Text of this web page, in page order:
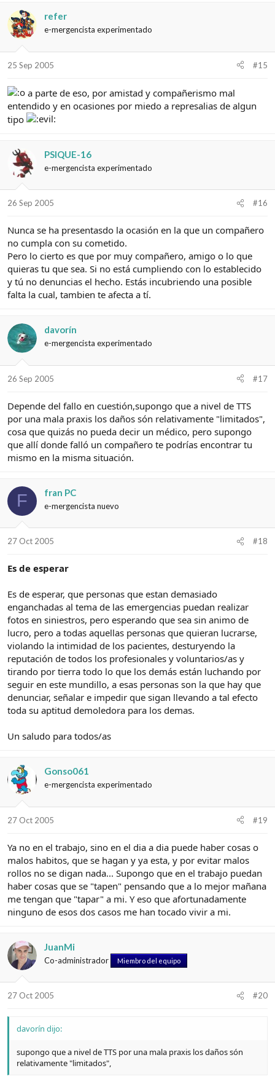
refer
e-mergencista experimentado
25 Sep 2005 #15
a parte de eso, por amistad y compañerismo mal
entendido y en ocasiones por miedo a represalias de algun
tipo
PSIQUE-16
e-mergencista experimentado
26 Sep 2005 #16
Nunca se ha presentasdo la ocasión en la que un compañero
no cumpla con su cometido.
Pero lo cierto es que por muy compañero, amigo o lo que
quieras tu que sea. Si no está cumpliendo con lo establecido
y tú no denuncias el hecho. Estás incubriendo una posible
falta la cual, tambien te afecta a tí.
davorín
e-mergencista experimentado
26 Sep 2005 #17
Depende del fallo en cuestión,supongo que a nivel de TTS
por una mala praxis los daños són relativamente "limitados",
cosa que quizás no pueda decir un médico, pero supongo
que allí donde falló un compañero te podrías encontrar tu
mismo en la misma situación.
F fran PC
e-mergencista nuevo
27 Oct 2005 #18
Es de esperar
Es de esperar, que personas que estan demasiado
enganchadas al tema de las emergencias puedan realizar
fotos en siniestros, pero esperando que sea sin animo de
lucro, pero a todas aquellas personas que quieran lucrarse,
violando la intimidad de los pacientes, desturyendo la
reputación de todos los profesionales y voluntarios/as y
tirando por tierra todo lo que los demás están luchando por
seguir en este mundillo, a esas personas son la que hay que
denunciar, señalar e impedir que sigan llevando a tal efecto
toda su aptitud demoledora para los demas.
Un saludo para todos/as
Gonso061
e-mergencista experimentado
27 Oct 2005 #19
Ya no en el trabajo, sino en el dia a dia puede haber cosas o
malos habitos, que se hagan y ya esta, y por evitar malos
rollos no se digan nada... Supongo que en el trabajo puedan
haber cosas que se "tapen" pensando que a lo mejor mañana
me tengan que "tapar" a mi. Y eso que afortunadamente
ninguno de esos dos casos me han tocado vivir a mi.
JuanMi
Co-administrador Miembro del equipo
27 Oct 2005 #20
davorín dijo:
supongo que a nivel de TTS por una mala praxis los daños són
relativamente "limitados",